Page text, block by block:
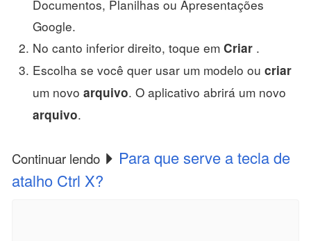
Documentos, Planilhas ou Apresentações
Google.
No canto inferior direito, toque em Criar .
Escolha se você quer usar um modelo ou criar
um novo arquivo. O aplicativo abrirá um novo
arquivo.
Continuar lendo
Para que serve a tecla de
atalho Ctrl X?